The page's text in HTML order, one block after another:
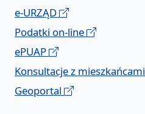
e-URZĄD
Podatki on-line
ePUAP
Konsultacje z mieszkańcami
Geoportal